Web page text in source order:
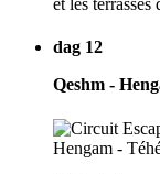
et les
dag 12
Qeshm -